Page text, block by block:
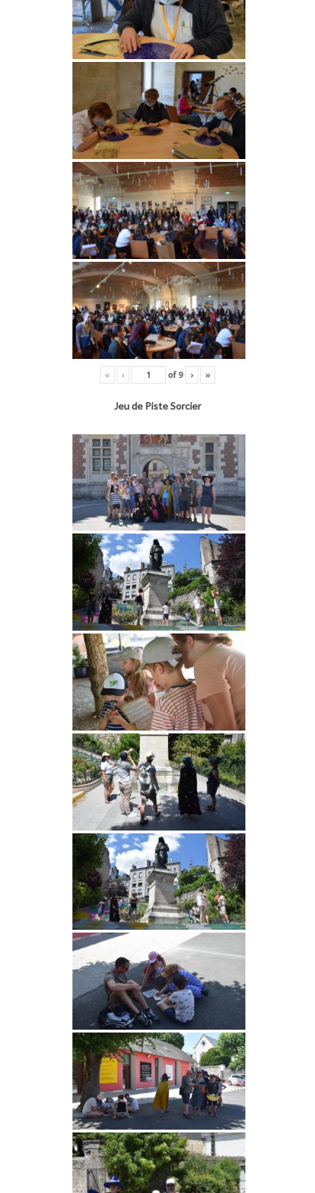
« ‹ of9 › »
Jeu de Piste Sorcier